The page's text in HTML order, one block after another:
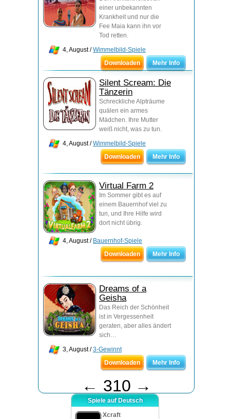
einer unbekannten
Krankheit und nur die
Fee Maia kann ihn vor
Tod retten.
4, August /Wimmelbild-Spiele
Downloaden
Mehr Info
Silent Scream: Die
Tänzerin
Schreckliche Alpträume
quälen ein armes
Mädchen. Ihre Mutter
weiß nicht, was zu tun.
4, August /Wimmelbild-Spiele
Downloaden
Mehr Info
Virtual Farm 2
Im Sommer gibt es auf
einem Bauernhof viel zu
tun, und Ihre Hilfe wird
dort nicht übrig.
4, August / Bauernhof-Spiele
Downloaden
Mehr Info
Dreams of a
Geisha
Das Reich der Schönheit
ist in Vergessenheit
geraten, aber alles ändert
sich…
3, August /3-Gewinnt
Downloaden
Mehr Info
← 310 →
Spiele auf Deutsch
Xcraft